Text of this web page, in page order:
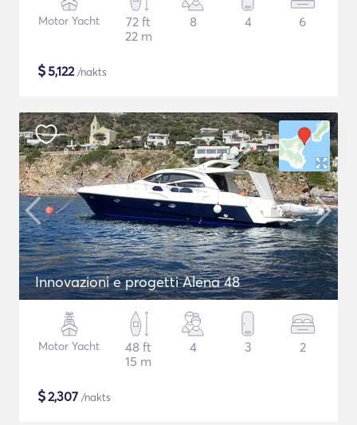
Motor Yacht
72 ft
22 m
8 4 6
$5,122/nakts
Innovazioni e progetti Alena 48
Motor Yacht
48 ft
15 m
4 3 2
$2,307 /nakts